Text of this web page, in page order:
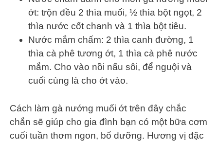
ớt: trộn đều 2 thìa muối, ½ thìa bột ngọt, 2
thìa nước cốt chanh và 1 thìa bột tiêu.
Nước mắm chấm: 2 thìa canh đường, 1
thìa cà phê tương ớt, 1 thìa cà phê nước
mắm. Cho vào nồi nấu sôi, để nguội và
cuối cùng là cho ớt vào.
Cách làm gà nướng muối ớt trên đây chắc
chắn sẽ giúp cho gia đình bạn có một bữa cơm
cuối tuần thơm ngon, bổ dưỡng. Hương vị đặc